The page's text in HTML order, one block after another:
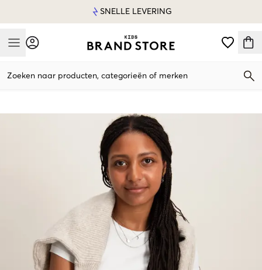
SNELLE LEVERING
Mobile Menu
Zoeken naar producten, categorieën of merken